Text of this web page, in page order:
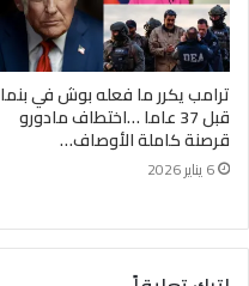
ترامب يكرر ما فعله بوش في بنما
قبل 37 عاما …اختطاف مادورو
قرصنة كاملة الأوصاف…
6 يناير 2026